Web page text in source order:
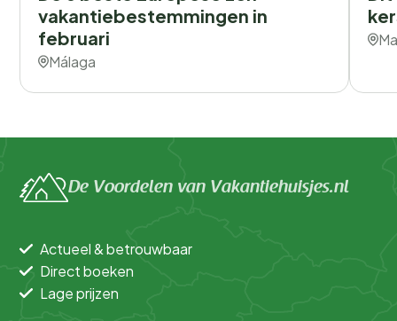
vakantiebestemmingen in
februari
Málaga
De Voordelen van Vakantiehuisjes.nl
Actueel & betrouwbaar
Direct boeken
Lage prijzen